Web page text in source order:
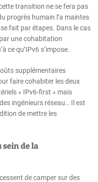
transition ne se fera pas
progrès humain l’a maintes
fait par étapes. Dans le cas
une cohabitation
ce qu’IPv6 s’impose.
supplémentaires
faire cohabiter les deux
« IPv6-first » mais
ingénieurs réseau… Il est
de mettre les
sein de la
de camper sur des